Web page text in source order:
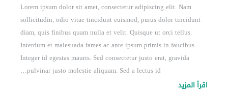
Lorem ipsum dolor sit amet, consectetur adipiscing elit. Nam
sollicitudin, odio vitae tincidunt euismod, purus dolor tincidunt
diam, quis finibus quam nulla et velit. Quisque ut orci tellus.
Interdum et malesuada fames ac ante ipsum primis in faucibus.
Integer id egestas mauris. Sed consectetur justo erat, gravida
pulvinar justo molestie aliquam. Sed a lectus id…
اقرأ المزيد